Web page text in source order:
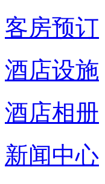
客房预订
酒店设施
酒店相册
新闻中心